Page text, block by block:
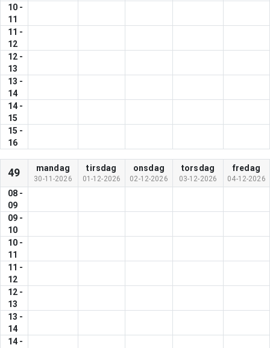
10 -
11
11 -
12
12 -
13
13 -
14
14 -
15
15 -
16
49 mandag
30-11-2026
tirsdag
01-12-2026
onsdag
02-12-2026
torsdag
03-12-2026
fredag
04-12-2026
08 -
09
09 -
10
10 -
11
11 -
12
12 -
13
13 -
14
14 -